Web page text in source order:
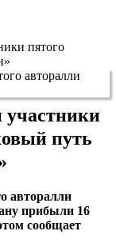
пятого
путь
авторалли
прибыли 16
сообщает